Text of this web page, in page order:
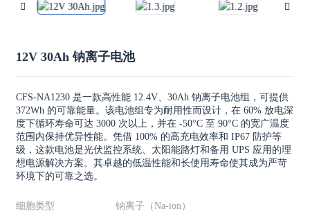
12V 30Ah 钠离子电池
CFS-NA1230 是一款高性能 12.4V、30Ah 钠离子电池组，可提供
372Wh 的可靠能量。该电池组专为耐用性而设计，在 60% 放电深
度下循环寿命可达 3000 次以上，并在 -50°C 至 90°C 的宽广温度
范围内保持优异性能。凭借 100% 的高充电效率和 IP67 防护等
级，这款电池是光伏监控系统、太阳能路灯和备用 UPS 应用的理
想电源解决方案。其卓越的低温性能和长使用寿命使其成为严苛
环境下的可靠之选。
细胞类型
钠离子（Na-ion）